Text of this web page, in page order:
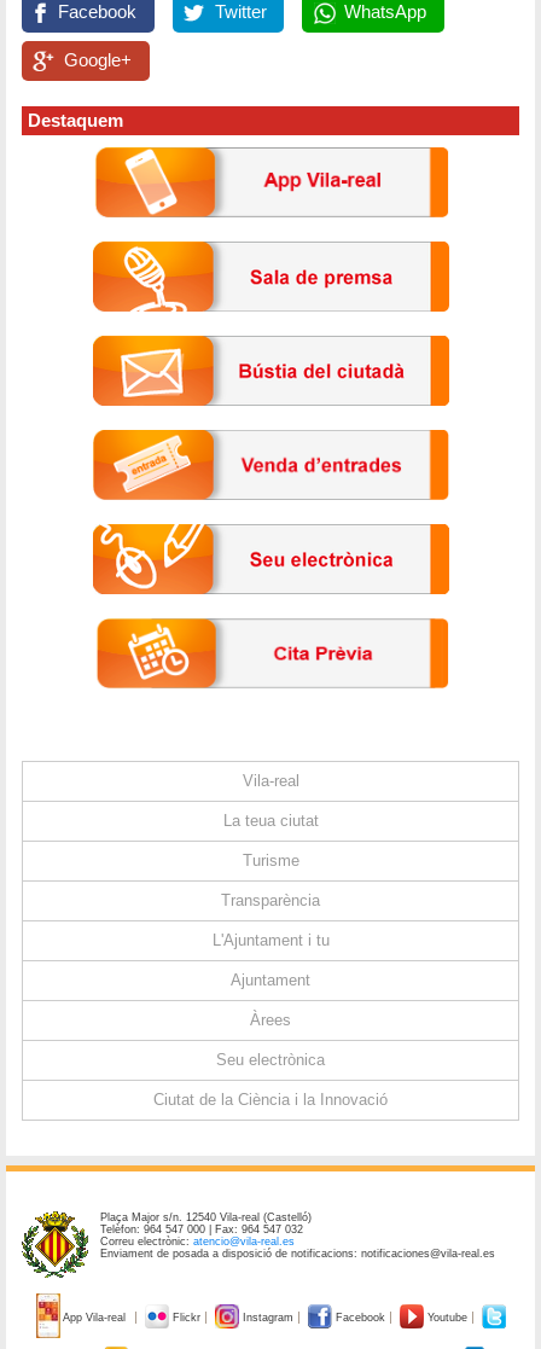
Facebook Twitter WhatsApp
Google+
Destaquem
Vila-real
La teua ciutat
Turisme
Transparència
L'Ajuntament i tu
Ajuntament
Àrees
Seu electrònica
Ciutat de la Ciència i la Innovació
Plaça Major s/n. 12540 Vila-real (Castelló)
Telèfon: 964 547 000 | Fax: 964 547 032
Correu electrònic:atencio@vila-real.es
Enviament de posada a disposició de notificacions: notificaciones@vila-real.es
App Vila-real Flickr Instagram Facebook Youtube